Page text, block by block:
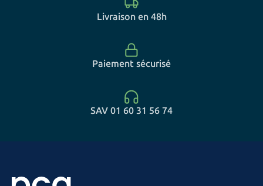
Livraison en 48h
Paiement sécurisé
SAV 01 60 31 56 74